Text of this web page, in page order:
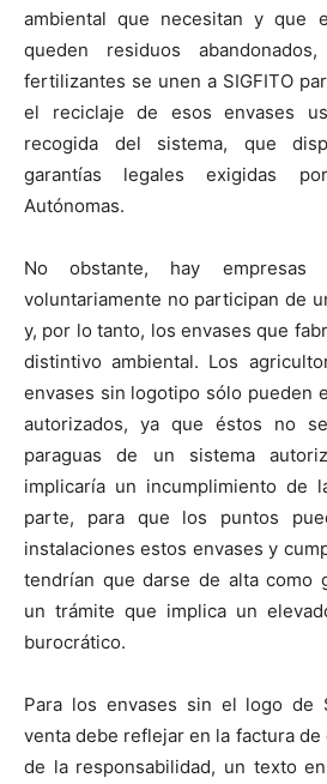
ambiental que necesitan y que
queden residuos
fertilizantes se unen a SIGFITO
el reciclaje de esos envases
recogida del sistema, que
garantías legales exigidas
Autónomas.
No obstante, hay
voluntariamente no participan de
y, por lo tanto, los envases que
distintivo ambiental. Los
envases sin logotipo sólo pueden
autorizados, ya que éstos no
paraguas de un sistema
implicaría un incumplimiento de
parte, para que los puntos
instalaciones estos envases y
tendrían que darse de alta como
un trámite que implica un
burocrático.
Para los envases sin el logo de
venta debe reflejar en la factura
de la responsabilidad, un texto